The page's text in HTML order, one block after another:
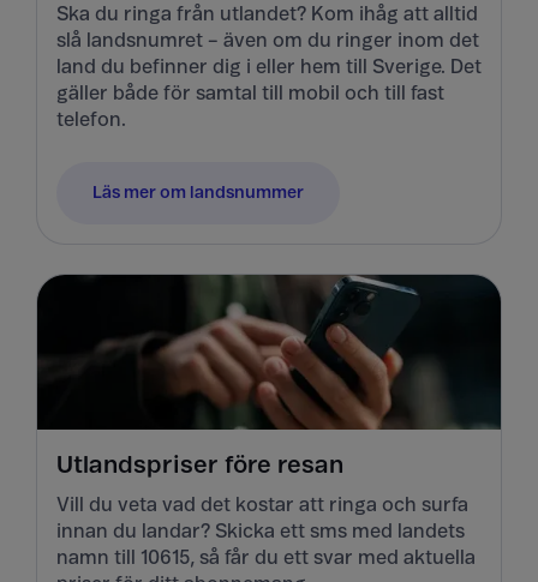
Ska du ringa från utlandet? Kom ihåg att alltid
slå landsnumret – även om du ringer inom det
land du befinner dig i eller hem till Sverige. Det
gäller både för samtal till mobil och till fast
telefon.
Läs mer om landsnummer
Utlandspriser före resan
Vill du veta vad det kostar att ringa och surfa
innan du landar? Skicka ett sms med landets
namn till 10615, så får du ett svar med aktuella